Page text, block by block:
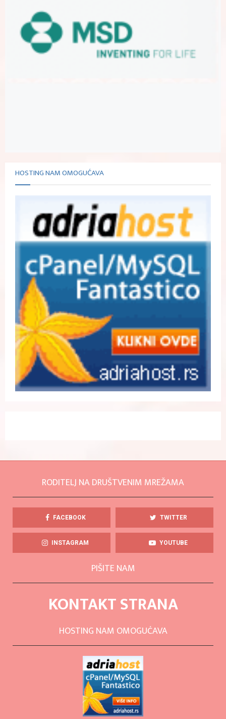
HOSTING NAM OMOGUĆAVA
RODITELJ NA DRUŠTVENIM MREŽAMA
FACEBOOK TWITTER
INSTAGRAM YOUTUBE
PIŠITE NAM
KONTAKT STRANA
HOSTING NAM OMOGUĆAVA